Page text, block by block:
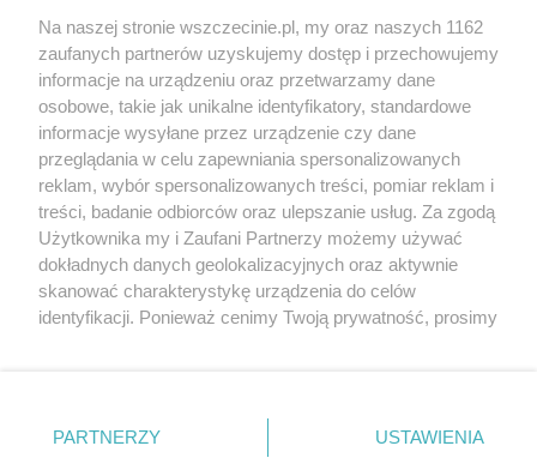
Wernisaże
Więcej
Specjalny koncert z okazji
20. urodzin portalu
wSzczecinie.pl
Regulamin konkursów
śniadaniówka "Hej
Szczecin! Jest piątek!"
Partnerzy
Praca Szczecin
Na naszej stronie wszczecinie.pl, my oraz naszych 1162
zaufanych partnerów uzyskujemy dostęp i przechowujemy
informacje na urządzeniu oraz przetwarzamy dane
osobowe, takie jak unikalne identyfikatory, standardowe
informacje wysyłane przez urządzenie czy dane
przeglądania w celu zapewniania spersonalizowanych
reklam, wybór spersonalizowanych treści, pomiar reklam i
treści, badanie odbiorców oraz ulepszanie usług. Za zgodą
Użytkownika my i Zaufani Partnerzy możemy używać
dokładnych danych geolokalizacyjnych oraz aktywnie
skanować charakterystykę urządzenia do celów
identyfikacji. Ponieważ cenimy Twoją prywatność, prosimy
prywatności znajdujący się w lewym dolnym rogu strony
. Niektóre rodzaje przetwarzania danych nie wymagają
PARTNERZY USTAWIENIA